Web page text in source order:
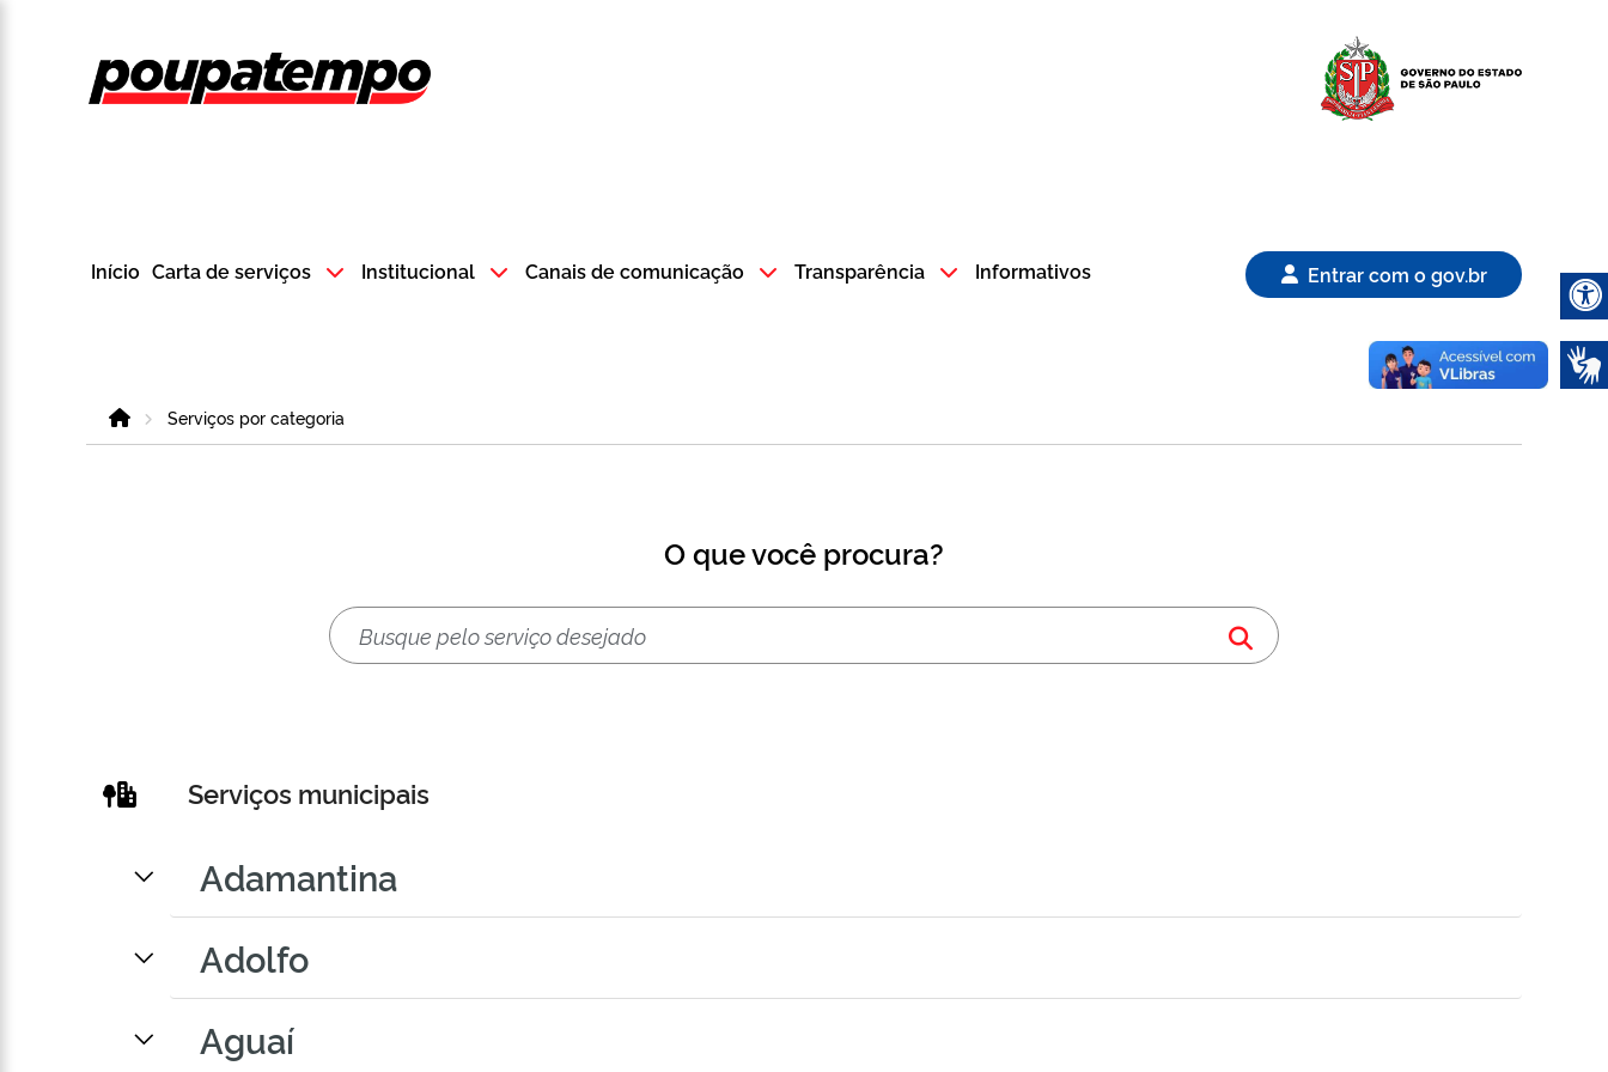
Logo do Poupatempo SP GOV BR direciona para a página inicial
Início Carta de serviços Institucional Canais de comunicação Transparência Informativos Entrar com o gov.br
HomeServiços por categoria
O que você procura?
Serviços municipais
Adamantina
Adolfo
Aguaí